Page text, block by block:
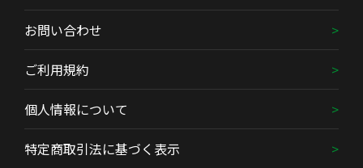
お問い合わせ
ご利用規約
個人情報について
特定商取引法に基づく表示